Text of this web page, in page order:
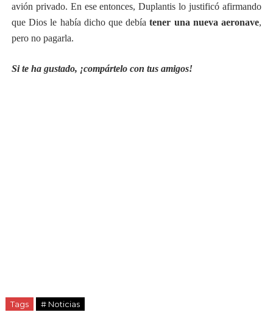
avión privado. En ese entonces, Duplantis lo justificó afirmando
que Dios le había dicho que debíatener una nueva aeronave,
pero no pagarla.
Si te ha gustado, ¡compártelo con tus amigos!
Tags # Noticias